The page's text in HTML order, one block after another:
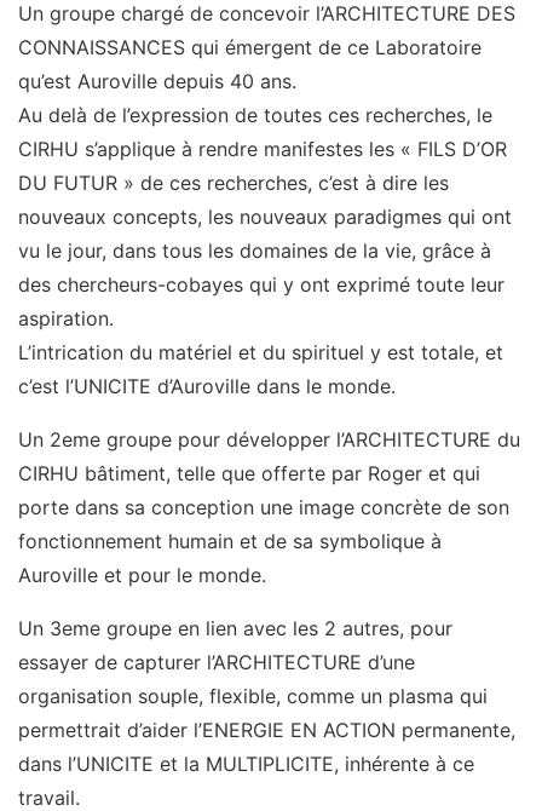
Un groupe chargé de concevoir l’ARCHITECTURE DES
CONNAISSANCES qui émergent de ce Laboratoire
qu’est Auroville depuis 40 ans.
Au delà de l’expression de toutes ces recherches, le
CIRHU s’applique à rendre manifestes les « FILS D’OR
DU FUTUR » de ces recherches, c’est à dire les
nouveaux concepts, les nouveaux paradigmes qui ont
vu le jour, dans tous les domaines de la vie, grâce à
des chercheurs-cobayes qui y ont exprimé toute leur
aspiration.
L’intrication du matériel et du spirituel y est totale, et
c’est l’UNICITE d’Auroville dans le monde.
Un 2eme groupe pour développer l’ARCHITECTURE du
CIRHU bâtiment, telle que offerte par Roger et qui
porte dans sa conception une image concrète de son
fonctionnement humain et de sa symbolique à
Auroville et pour le monde.
Un 3eme groupe en lien avec les 2 autres, pour
essayer de capturer l’ARCHITECTURE d’une
organisation souple, flexible, comme un plasma qui
permettrait d’aider l’ENERGIE EN ACTION permanente,
dans l’UNICITE et la MULTIPLICITE, inhérente à ce
travail.